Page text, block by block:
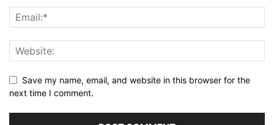
Save my name, email, and website in this browser for the
next time I comment.